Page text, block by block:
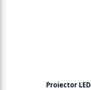
Proiector